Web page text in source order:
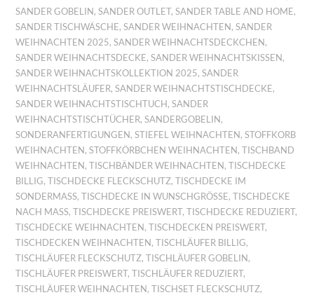
SANDER GOBELIN,SANDER OUTLET,SANDER TABLE AND HOME,
SANDER TISCHWÄSCHE,SANDER WEIHNACHTEN,SANDER
WEIHNACHTEN 2025,SANDER WEIHNACHTSDECKCHEN,
SANDER WEIHNACHTSDECKE,SANDER WEIHNACHTSKISSEN,
SANDER WEIHNACHTSKOLLEKTION 2025,SANDER
WEIHNACHTSLÄUFER,SANDER WEIHNACHTSTISCHDECKE,
SANDER WEIHNACHTSTISCHTUCH,SANDER
WEIHNACHTSTISCHTÜCHER,SANDERGOBELIN,
SONDERANFERTIGUNGEN,STIEFEL WEIHNACHTEN,STOFFKORB
WEIHNACHTEN,STOFFKÖRBCHEN WEIHNACHTEN,TISCHBAND
WEIHNACHTEN,TISCHBÄNDER WEIHNACHTEN,TISCHDECKE
BILLIG,TISCHDECKE FLECKSCHUTZ,TISCHDECKE IM
SONDERMASS ,TISCHDECKE IN WUNSCHGRÖSSE ,TISCHDECKE
NACH MASS ,TISCHDECKE PREISWERT,TISCHDECKE REDUZIERT,
TISCHDECKE WEIHNACHTEN,TISCHDECKEN PREISWERT,
TISCHDECKEN WEIHNACHTEN,TISCHLÄUFER BILLIG,
TISCHLÄUFER FLECKSCHUTZ,TISCHLÄUFER GOBELIN,
TISCHLÄUFER PREISWERT,TISCHLÄUFER REDUZIERT,
TISCHLÄUFER WEIHNACHTEN,TISCHSET FLECKSCHUTZ,